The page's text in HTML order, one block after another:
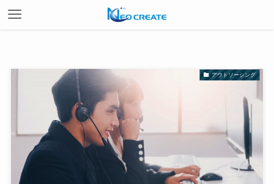
アウトソーシング